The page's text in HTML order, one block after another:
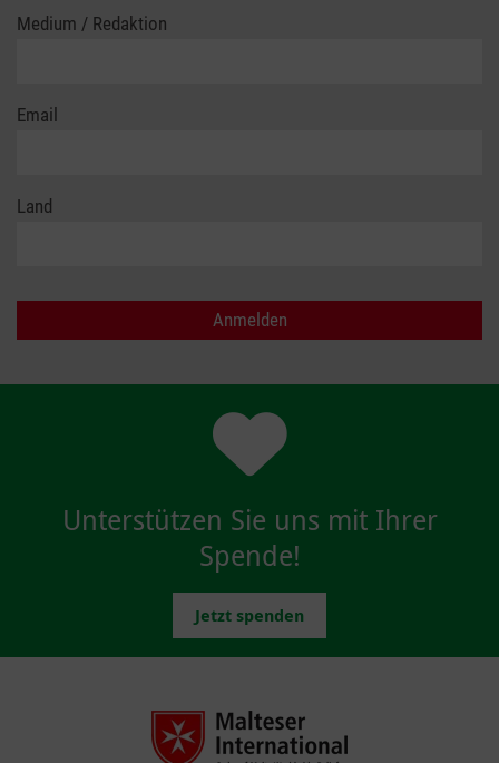
Medium / Redaktion
Email
Land
Unterstützen Sie uns mit Ihrer
Spende!
Jetzt spenden